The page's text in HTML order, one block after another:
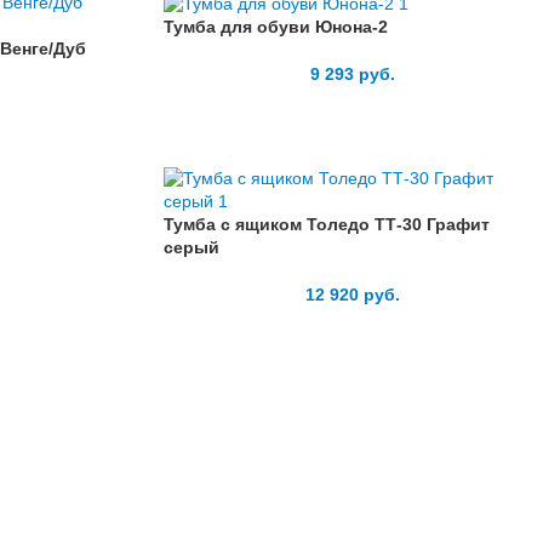
Дуб
Тумба для обуви Юнона-2
9 293 руб.
Тумба с ящиком Толедо ТТ-30 Графит
серый
12 920 руб.